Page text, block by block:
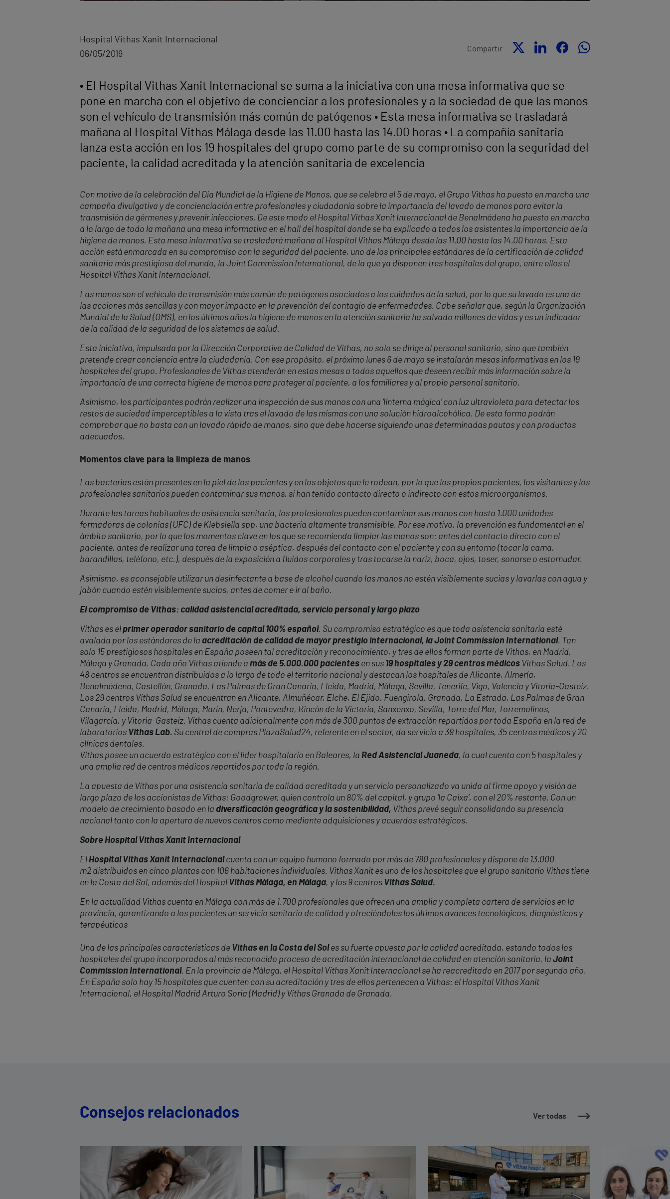
Hospital Vithas Xanit Internacional
06/05/2019
Compartir
• El Hospital Vithas Xanit Internacional se suma a la iniciativa con una mesa informativa que se
pone en marcha con el objetivo de concienciar a los profesionales y a la sociedad de que las manos
son el vehículo de transmisión más común de patógenos • Esta mesa informativa se trasladará
mañana al Hospital Vithas Málaga desde las 11.00 hasta las 14.00 horas • La compañía sanitaria
lanza esta acción en los 19 hospitales del grupo como parte de su compromiso con la seguridad del
paciente, la calidad acreditada y la atención sanitaria de excelencia
Con motivo de la celebración del Día Mundial de la Higiene de Manos, que se celebra el 5 de mayo, el Grupo Vithas ha puesto en marcha una
campaña divulgativa y de concienciación entre profesionales y ciudadanía sobre la importancia del lavado de manos para evitar la
transmisión de gérmenes y prevenir infecciones. De este modo el Hospital Vithas Xanit Internacional de Benalmádena ha puesto en marcha
a lo largo de todo la mañana una mesa informativa en el hall del hospital donde se ha explicado a todos los asistentes la importancia de la
higiene de manos. Esta mesa informativa se trasladará mañana al Hospital Vithas Málaga desde las 11.00 hasta las 14.00 horas. Esta
acción está enmarcada en su compromiso con la seguridad del paciente, uno de los principales estándares de la certificación de calidad
sanitaria más prestigiosa del mundo, la Joint Commission International, de la que ya disponen tres hospitales del grupo, entre ellos el
Hospital Vithas Xanit Internacional.
Las manos son el vehículo de transmisión más común de patógenos asociados a los cuidados de la salud, por lo que su lavado es una de
las acciones más sencillas y con mayor impacto en la prevención del contagio de enfermedades. Cabe señalar que, según la Organización
Mundial de la Salud (OMS), en los últimos años la higiene de manos en la atención sanitaria ha salvado millones de vidas y es un indicador
de la calidad de la seguridad de los sistemas de salud.
Esta iniciativa, impulsada por la Dirección Corporativa de Calidad de Vithas, no solo se dirige al personal sanitario, sino que también
pretende crear conciencia entre la ciudadanía. Con ese propósito, el próximo lunes 6 de mayo se instalarán mesas informativas en los 19
hospitales del grupo. Profesionales de Vithas atenderán en estas mesas a todos aquellos que deseen recibir más información sobre la
importancia de una correcta higiene de manos para proteger al paciente, a los familiares y al propio personal sanitario.
Asimismo, los participantes podrán realizar una inspección de sus manos con una ‘linterna mágica’ con luz ultravioleta para detectar los
restos de suciedad imperceptibles a la vista tras el lavado de las mismas con una solución hidroalcohólica. De esta forma podrán
comprobar que no basta con un lavado rápido de manos, sino que debe hacerse siguiendo unas determinadas pautas y con productos
adecuados.
Momentos clave para la limpieza de manos
Las bacterias están presentes en la piel de los pacientes y en los objetos que le rodean, por lo que los propios pacientes, los visitantes y los
profesionales sanitarios pueden contaminar sus manos, si han tenido contacto directo o indirecto con estos microorganismos.
Durante las tareas habituales de asistencia sanitaria, los profesionales pueden contaminar sus manos con hasta 1.000 unidades
formadoras de colonias (UFC) de Klebsiella spp, una bacteria altamente transmisible. Por ese motivo, la prevención es fundamental en el
ámbito sanitario, por lo que los momentos clave en los que se recomienda limpiar las manos son: antes del contacto directo con el
paciente, antes de realizar una tarea de limpia o aséptica, después del contacto con el paciente y con su entorno (tocar la cama,
barandillas, teléfono, etc.), después de la exposición a fluidos corporales y tras tocarse la nariz, boca, ojos, toser, sonarse o estornudar.
Asimismo, es aconsejable utilizar un desinfectante a base de alcohol cuando las manos no estén visiblemente sucias y lavarlas con agua y
jabón cuando estén visiblemente sucias, antes de comer e ir al baño.
El compromiso de Vithas: calidad asistencial acreditada, servicio personal y largo plazo
Vithas es elprimer operador sanitario de capital 100% español. Su compromiso estratégico es que toda asistencia sanitaria esté
avalada por los estándares de la acreditación de calidad de mayor prestigio internacional, la Joint Commission International. Tan
solo 15 prestigiosos hospitales en España poseen tal acreditación y reconocimiento, y tres de ellos forman parte de Vithas, en Madrid,
Málaga y Granada. Cada año Vithas atiende a más de 5.000.000 pacientes en sus 19 hospitales y 29 centros médicos Vithas Salud. Los
48 centros se encuentran distribuidos a lo largo de todo el territorio nacional y destacan los hospitales de Alicante, Almería,
Benalmádena, Castellón, Granada, Las Palmas de Gran Canaria, Lleida, Madrid, Málaga, Sevilla, Tenerife, Vigo, Valencia y Vitoria-Gasteiz.
Los 29 centros Vithas Salud se encuentran en Alicante, Almuñécar, Elche, El Ejido, Fuengirola, Granada, La Estrada, Las Palmas de Gran
Canaria, Lleida, Madrid, Málaga, Marín, Nerja, Pontevedra, Rincón de la Victoria, Sanxenxo, Sevilla, Torre del Mar, Torremolinos,
Vilagarcía, y Vitoria-Gasteiz. Vithas cuenta adicionalmente con más de 300 puntos de extracción repartidos por toda España en la red de
laboratorios Vithas Lab. Su central de compras PlazaSalud24, referente en el sector, da servicio a 39 hospitales, 35 centros médicos y 20
clínicas dentales.
Vithas posee un acuerdo estratégico con el líder hospitalario en Baleares, la Red Asistencial Juaneda, la cual cuenta con 5 hospitales y
una amplia red de centros médicos repartidos por toda la región.
La apuesta de Vithas por una asistencia sanitaria de calidad acreditada y un servicio personalizado va unida al firme apoyo y visión de
largo plazo de los accionistas de Vithas: Goodgrower, quien controla un 80% del capital, y grupo ‘la Caixa’, con el 20% restante. Con un
modelo de crecimiento basado en la diversificación geográfica y la sostenibilidad, Vithas prevé seguir consolidando su presencia
nacional tanto con la apertura de nuevos centros como mediante adquisiciones y acuerdos estratégicos.
Sobre Hospital Vithas Xanit Internacional
ElHospital Vithas Xanit Internacionalcuenta con un equipo humano formado por más de 780 profesionales y dispone de 13.000
m2 distribuidos en cinco plantas con 106 habitaciones individuales. Vithas Xanit es uno de los hospitales que el grupo sanitario Vithas tiene
en la Costa del Sol, además del Hospital Vithas Málaga, en Málaga, y los 9 centros Vithas Salud.
En la actualidad Vithas cuenta en Málaga con más de 1.700 profesionales que ofrecen una amplia y completa cartera de servicios en la
provincia, garantizando a los pacientes un servicio sanitario de calidad y ofreciéndoles los últimos avances tecnológicos, diagnósticos y
terapéuticos
Una de las principales características de Vithas en la Costa del Soles su fuerte apuesta por la calidad acreditada, estando todos los
hospitales del grupo incorporados al más reconocido proceso de acreditación internacional de calidad en atención sanitaria, la Joint
Commission International. En la provincia de Málaga, el Hospital Vithas Xanit Internacional se ha reacreditado en 2017 por segundo año.
En España solo hay 15 hospitales que cuenten con su acreditación y tres de ellos pertenecen a Vithas: el Hospital Vithas Xanit
Internacional, el Hospital Madrid Arturo Soria (Madrid) y Vithas Granada de Granada.
Consejos relacionados Ver todas